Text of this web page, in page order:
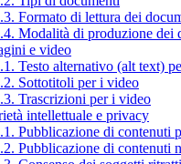
Formato di lettura dei
Modalità di produzione dei
e video
Testo alternativo (alt text)
Sottotitoli per i video
Trascrizioni per i video
intellettuale e privacy
Pubblicazione di contenuti
Pubblicazione di contenuti